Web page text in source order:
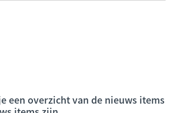
een overzicht van de nieuws items